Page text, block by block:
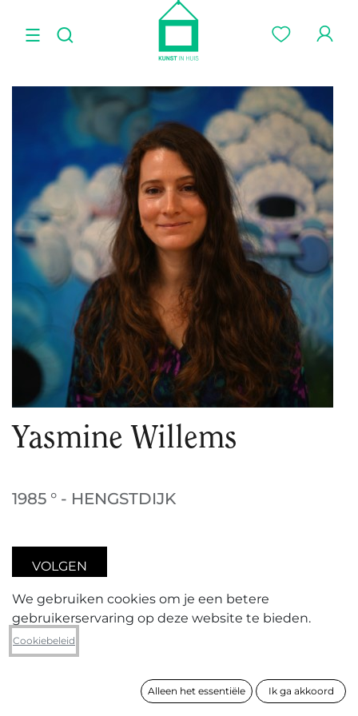
Yasmine Willems
1985 ° - HENGSTDIJK
VOLGEN
De basis van de artistieke praktijk van Yasmine
Willems (°1985 in Lier, woont en werkt in
schepping: in de verhalen waarin werkelijkheid en
We gebruiken cookies om je een betere
gebruikerservaring op deze website te bieden.
Cookiebeleid
Alleen het essentiële Ik ga akkoord